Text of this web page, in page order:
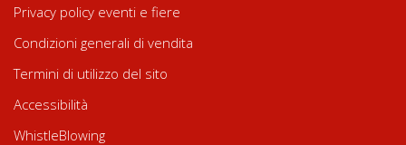
Privacy policy eventi e fiere
Condizioni generali di vendita
Termini di utilizzo del sito
Accessibilità
WhistleBlowing